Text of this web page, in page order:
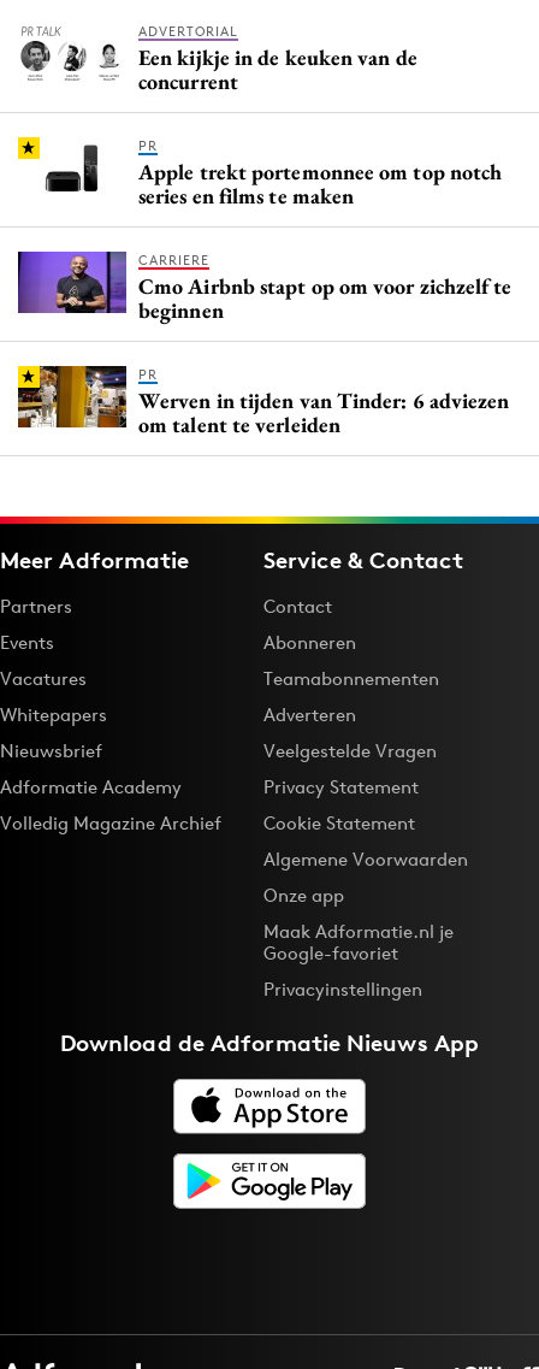
ADVERTORIAL
Een kijkje in de keuken van de
concurrent
PR
Apple trekt portemonnee om top notch
series en films te maken
CARRIERE
Cmo Airbnb stapt op om voor zichzelf te
beginnen
PR
Werven in tijden van Tinder: 6 adviezen
om talent te verleiden
Meer Adformatie
Partners
Events
Vacatures
Whitepapers
Nieuwsbrief
Adformatie Academy
Volledig Magazine Archief
Service & Contact
Contact
Abonneren
Teamabonnementen
Adverteren
Veelgestelde Vragen
Privacy Statement
Cookie Statement
Algemene Voorwaarden
Onze app
Maak Adformatie.nl je
Google-favoriet
Privacyinstellingen
Download deAdformatie Nieuws App